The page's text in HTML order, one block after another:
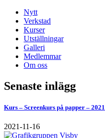
Nytt
Verkstad
Kurser
Utställningar
Galleri
Medlemmar
Om oss
Senaste inlägg
Kurs – Screenkurs på papper – 2021
2021-11-16